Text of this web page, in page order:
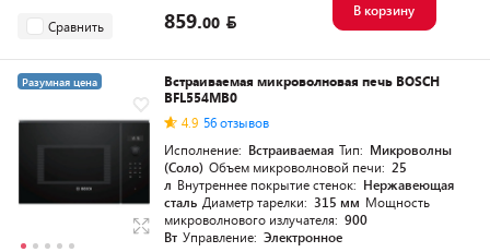
Сравнить 859.00
В корзину
Разумная цена
Встраиваемая микроволновая печь BOSCH
BFL554MB0
4.9 56 отзывов
Исполнение: Встраиваемая Тип: Микроволны
(Соло) Объем микроволновой печи: 25
л Внутреннее покрытие стенок: Нержавеющая
сталь Диаметр тарелки: 315 мм Мощность
микроволнового излучателя: 900
Вт Управление: Электронное